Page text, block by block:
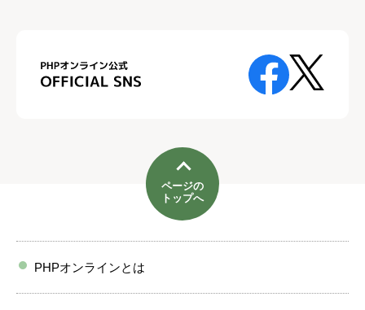
ページの
トップへ
PHPオンラインとは